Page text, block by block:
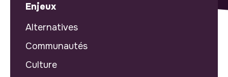
Enjeux
Alternatives
Communautés
Culture